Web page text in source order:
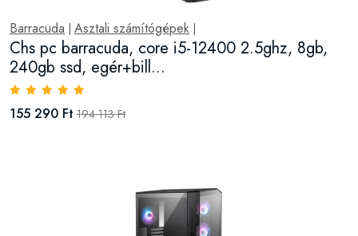
Barracuda | Asztali számítógépek |
Chs pc barracuda, core i5-12400 2.5ghz, 8gb,
240gb ssd, egér+bill...
155 290 Ft 194 113 Ft